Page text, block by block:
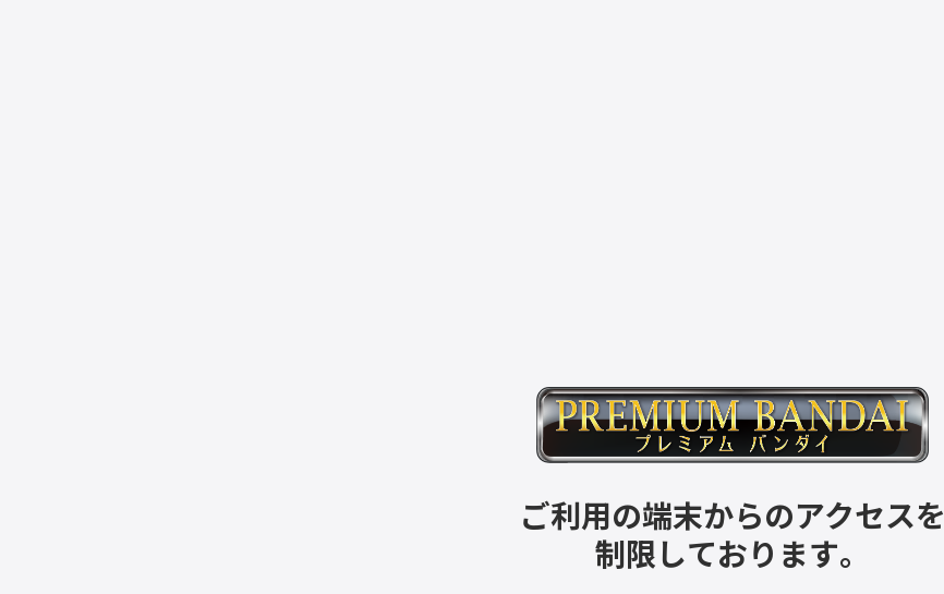
ご利用の端末からのアクセスを
制限しております。